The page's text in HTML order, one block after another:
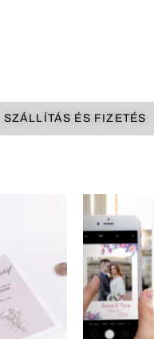
SZÁLLÍTÁS ÉS FIZETÉS